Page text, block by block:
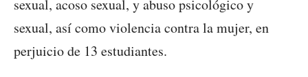
sexual, acoso sexual, y abuso psicológico y
sexual, así como violencia contra la mujer, en
perjuicio de 13 estudiantes.